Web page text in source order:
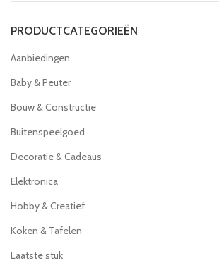
PRODUCTCATEGORIEËN
Aanbiedingen
Baby & Peuter
Bouw & Constructie
Buitenspeelgoed
Decoratie & Cadeaus
Elektronica
Hobby & Creatief
Koken & Tafelen
Laatste stuk